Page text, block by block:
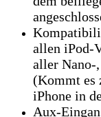
allen iPod-
aller Nano-
(Kommt es
iPhone in
Aux-